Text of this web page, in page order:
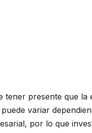
tener presente que la
variar
por lo que